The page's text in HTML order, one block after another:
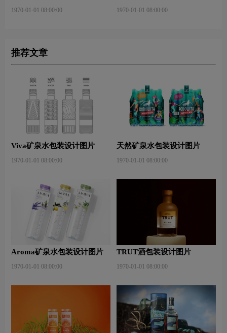
1970-01-01 08:00:00 1970-01-01 08:00:00
推荐文章
Viva矿泉水包装设计图片
1970-01-01 08:00:00
天然矿泉水包装设计图片
1970-01-01 08:00:00
Aroma矿泉水包装设计图片
1970-01-01 08:00:00
TRUT酒包装设计图片
1970-01-01 08:00:00